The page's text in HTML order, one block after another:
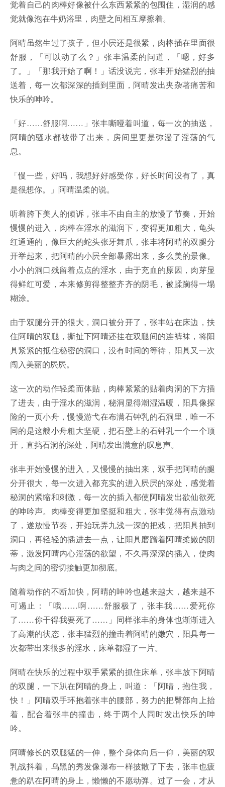
觉着自己的肉棒好像被什么东西紧紧的包围住，湿润的感
觉就像泡在牛奶浴里，肉壁之间相互摩擦着。
阿晴虽然生过了孩子，但小屄还是很紧，肉棒插在里面很
舒服，「可以动了么？」张丰温柔的问道，「嗯，好多
了。」「那我开始了啊！」话没说完，张丰开始猛烈的抽
送着，每一次都深深的插到里面，阿晴发出夹杂著痛苦和
快乐的呻吟。
「好……舒服啊……」张丰嘶哑着叫道，每一次的抽送，
阿晴的骚水都被带了出来，房间里更是弥漫了淫荡的气
息。
「慢一些，好吗，我想好好感受你，好长时间没有了，真
是很想你。」阿晴温柔的说。
听着胯下美人的倾诉，张丰不由自主的放慢了节奏，开始
慢慢的进入，肉棒在淫水的滋润下，变得更加粗大，龟头
红通通的，像巨大的蛇头张牙舞爪，张丰将阿晴的双腿分
开举起来，把阿晴的小屄全部暴露出来，多么美的景像。
小小的洞口残留着点点的淫水，由于充血的原因，肉芽显
得鲜红可爱，本来修剪得整整齐齐的阴毛，被蹂躏得一塌
糊涂。
由于双腿分开的很大，洞口被分开了，张丰站在床边，扶
住阿晴的双腿，撕扯下阿晴还挂在双腿间的连裤袜，将阳
具紧紧的抵住秘密的洞口，没有时间的等待，阳具又一次
闯入美丽的屄屄。
这一次的动作轻柔而体贴，肉棒紧紧的贴着肉洞的下方插
了进去，由于淫水的滋润，秘洞显得潮湿温暖，阳具像探
险的一页小舟，慢慢游弋在布满石钟乳的石洞里，唯一不
同的是这艘小舟粗大坚硬，把石壁上的石钟乳一个一个顶
开，直捣石洞的深处，阿晴发出满意的叹息声。
张丰开始慢慢的进入，又慢慢的抽出来，双手把阿晴的腿
分开很大，每一次进入都充实的进入屄屄的深处，感觉着
秘洞的紧缩和刺激，每一次的插入都使阿晴发出欲仙欲死
的呻吟声。肉棒变得更加坚挺和粗大，张丰觉得有点激动
了，遂放慢节奏，开始玩弄九浅一深的把戏，把阳具抽到
洞口，再轻轻的插进去一点，让阳具磨蹭着阿晴柔嫩的阴
蒂，激发阿晴内心淫荡的欲望，不久再深深的插入，使肉
与肉之间的密切接触更加彻底。
随着动作的不断加快，阿晴的呻吟也越来越大，越来越不
可遏止：「哦……啊……舒服极了，张丰我……爱死你
了……你干得我要死了……」同样张丰的身体也渐渐进入
了高潮的状态，张丰猛烈的撞击着阿晴的嫩穴，阳具每一
次都带出来很多的淫水，床单都湿了一片。
阿晴在快乐的过程中双手紧紧的抓住床单，张丰放下阿晴
的双腿，一下趴在阿晴的身上，叫道：「阿晴，抱住我，
快！」阿晴双手环抱着张丰的腰部，努力的把臀部向上抬
着，配合着张丰的撞击，终于两个人同时发出快乐的呻
吟。
阿晴修长的双腿猛的一伸，整个身体向后一仰，美丽的双
乳战抖着，乌黑的秀发像瀑布一样披散了下去，张丰也疲
惫的趴在阿晴的身上，懒懒的不愿动弹。过了一会，才从